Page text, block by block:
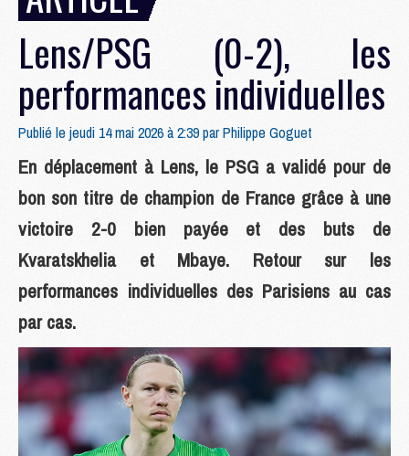
Lens/PSG (0-2), les
performances individuelles
Publié le jeudi 14 mai 2026 à 2:39 parPhilippe Goguet
En déplacement à Lens, le PSG a validé pour de
bon son titre de champion de France grâce à une
victoire 2-0 bien payée et des buts de
Kvaratskhelia et Mbaye. Retour sur les
performances individuelles des Parisiens au cas
par cas.